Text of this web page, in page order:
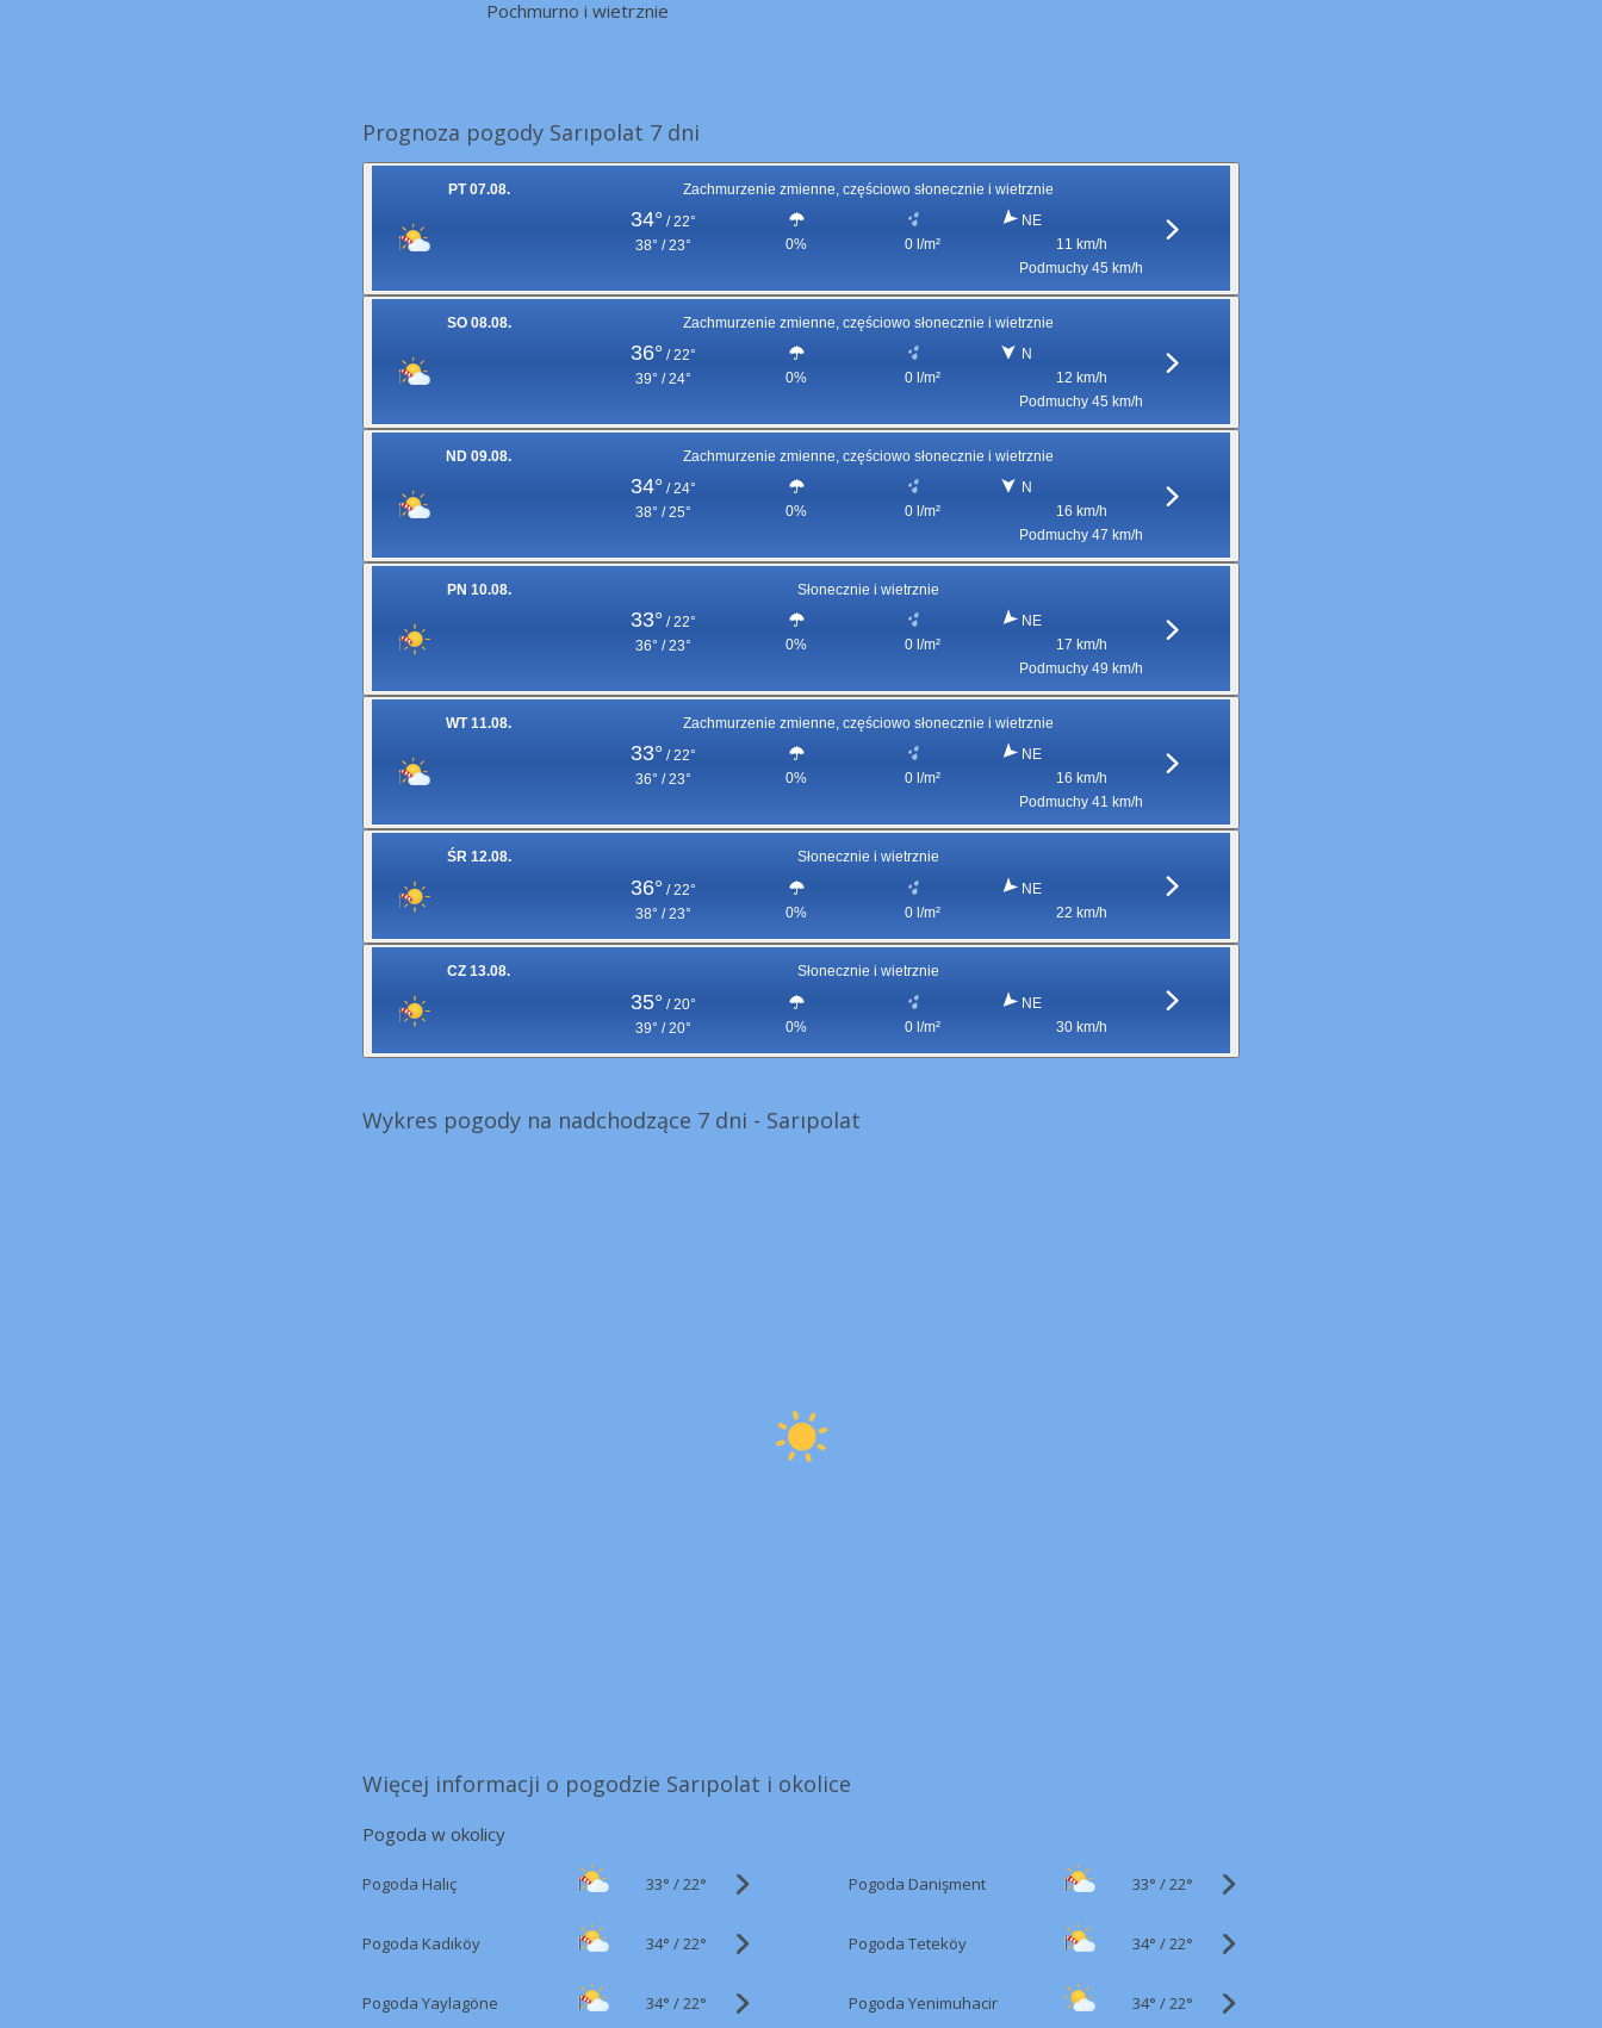
Pochmurno i wietrznie
Prognoza pogody Sarıpolat 7 dni
PT 07.08. Zachmurzenie zmienne, częściowo słonecznie i wietrznie
34° / 22°
38° / 23°
0% 0 l/m²
NE
11 km/h
Podmuchy 45 km/h
SO 08.08. Zachmurzenie zmienne, częściowo słonecznie i wietrznie
36° / 22°
39° / 24°
0% 0 l/m²
N
12 km/h
Podmuchy 45 km/h
ND 09.08. Zachmurzenie zmienne, częściowo słonecznie i wietrznie
34° / 24°
38° / 25°
0% 0 l/m²
N
16 km/h
Podmuchy 47 km/h
PN 10.08. Słonecznie i wietrznie
33° / 22°
36° / 23°
0% 0 l/m²
NE
17 km/h
Podmuchy 49 km/h
WT 11.08. Zachmurzenie zmienne, częściowo słonecznie i wietrznie
33° / 22°
36° / 23°
0% 0 l/m²
NE
16 km/h
Podmuchy 41 km/h
ŚR 12.08. Słonecznie i wietrznie
36° / 22°
38° / 23°
0% 0 l/m²
NE
22 km/h
CZ 13.08. Słonecznie i wietrznie
35° / 20°
39° / 20°
0% 0 l/m²
NE
30 km/h
Wykres pogody na nadchodzące 7 dni - Sarıpolat
Więcej informacji o pogodzie Sarıpolat i okolice
Pogoda w okolicy
Pogoda Halıç 33° /22° Pogoda Danişment 33° /22°
Pogoda Kadıköy 34° /22° Pogoda Teteköy 34° /22°
Pogoda Yaylagöne 34° /22° Pogoda Yenimuhacir 34° /22°